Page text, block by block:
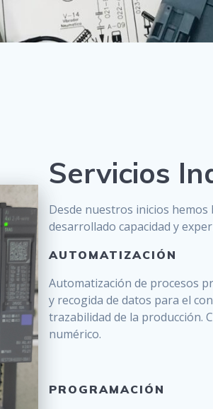
Servicios
Desde nuestros inicios
desarrollado capacidad y
AUTOMATIZACIÓN
Automatización de procesos
y recogida de datos para el
trazabilidad de la producción.
numérico.
PROGRAMACIÓN